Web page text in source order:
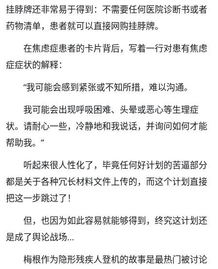
挂脖牌还非常易于得到：不需要任何医院诊断书或者
药物清单，患者就可以直接网购挂脖牌。
在焦虑症患者的卡片背后，写着一行对患有焦虑
症症状的解释：
“我可能会感到紧张或不知所措，难以沟通。
我可能会出现呼吸困难、头晕或恶心等生理症
状。请耐心一些，冷静地和我说话，并询问如何才能
帮助我。”
听起来很人性化了，毕竟任何好计划的苦逼部分
都是关于各种冗长材料文件上传的，而这个计划直接
把这一步跳过了！
但，也因为如此容易就能够得到，终究这计划还
是成了舆论战场…
梅根作为隐形残疾人登机的故事是最热门被讨论